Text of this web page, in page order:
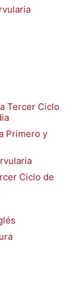
Tercer Ciclo
Primero y
Ciclo de